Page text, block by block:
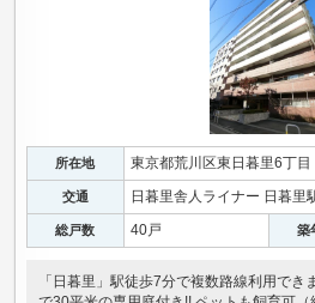
所在地 東京都荒川区東日暮里6丁目
交通 日暮里舎人ライナー 日暮里
総戸数 40戸 築
「日暮里」駅徒歩7分で複数路線利用で